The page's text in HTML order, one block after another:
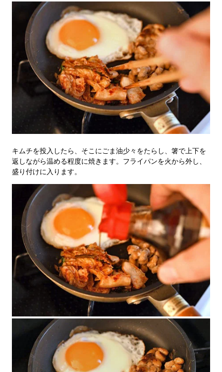
キムチを投入したら、そこにごま油少々をたらし、箸で上下を
返しながら温める程度に焼きます。フライパンを火から外し、
盛り付けに入ります。